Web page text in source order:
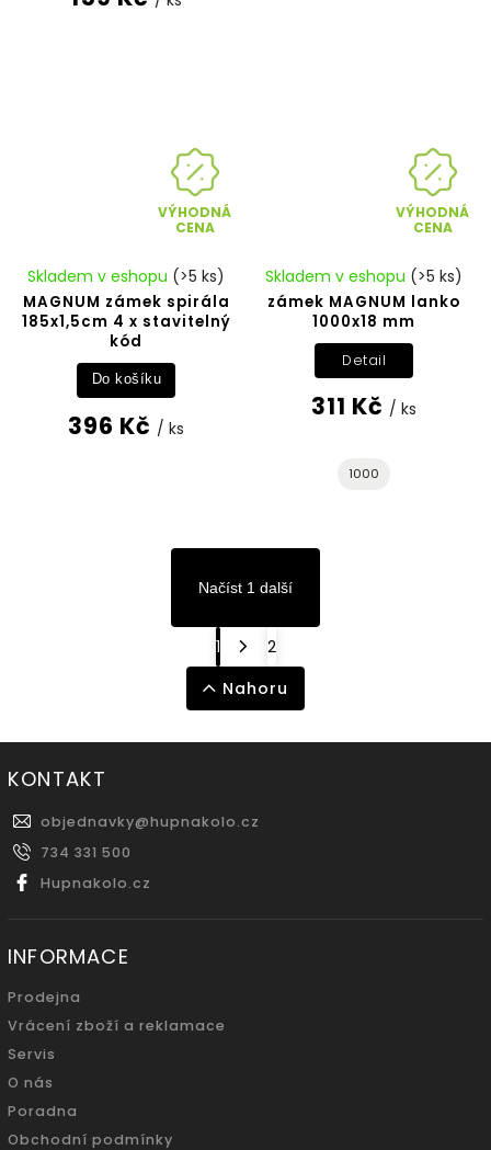
VÝHODNÁ
CENA
MAGNUM zámek spirála
185x1,5cm 4 x stavitelný
kód
Skladem v eshopu (>5 ks)
396 Kč / ks
Do košíku
VÝHODNÁ
CENA
zámek MAGNUM lanko
1000x18 mm
Skladem v eshopu (>5 ks)
311 Kč / ks
Detail
1000
Načíst 1 další
1
2
Nahoru
KONTAKT
objednavky@hupnakolo.cz
734 331 500
Hupnakolo.cz
INFORMACE
Prodejna
Vrácení zboží a reklamace
Servis
O nás
Poradna
Obchodní podmínky